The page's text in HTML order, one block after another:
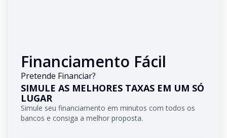
Financiamento Fácil
Pretende Financiar?
SIMULE AS MELHORES TAXAS EM UM SÓ
LUGAR
Simule seu financiamento em minutos com todos os
bancos e consiga a melhor proposta.